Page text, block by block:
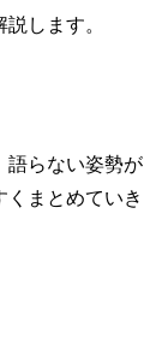
します。
語らない姿勢が
まとめていき